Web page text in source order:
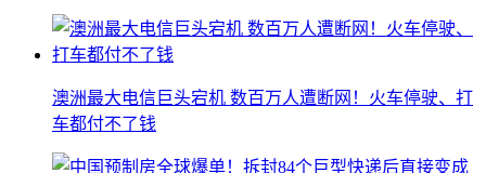
澳洲最大电信巨头宕机 数百万人遭断网！火车停驶、打
车都付不了钱